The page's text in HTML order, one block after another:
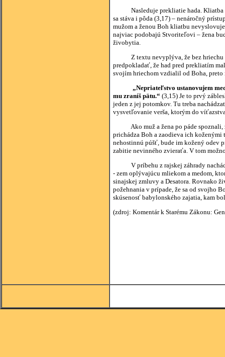
Nasleduje prekliatie hada. Kliatba v
sa stáva i pôda (3,17) – nenáročný
mužom a ženou Boh kliatbu
najviac podobajú Stvoriteľovi – žena
živobytia.
Z textu nevyplýva, že bez hriechu by
predpokladať, že had pred prekliatím
svojím hriechom vzdialil od Boha,
„Nepriateľstvo ustanovujem
mu zraníš pätu.“ (3,15) Je to prvý
jeden z jej potomkov. Tu treba
vysvetľovanie verša, ktorým do
Ako muž a žena po páde spoznali,
prichádza Boh a zaodieva ich
nehostinnú púšť, bude im kožený odev
zabitie nevinného zvieraťa. V tom
V príbehu z rajskej záhrady
- zem oplývajúcu mliekom a medom,
sinajskej zmluvy a Desatora. Rovnako
požehnania v prípade, že sa od svojho
skúsenosť babylonského zajatia, kam
(zdroj: Komentár k Starému Zákonu: